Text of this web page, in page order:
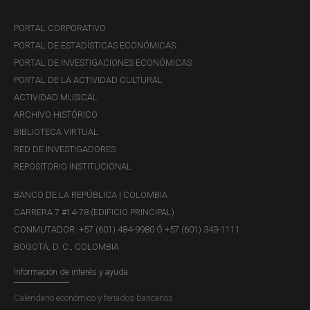
internacional sobre el comercio regional. En contextos de
endurecimiento monetario global, salidas de capitales o
disrupciones en los mercados internacionales de liquidez,
la existencia de canales de pago regionales permite
sostener flujos comerciales básicos sin recurrir de
manera inmediata a ajustes contractivos o a programas de
estabilización de emergencia. La literatura especializada
reconoce, en este sentido, que la diversificación de
infraestructuras de pago constituye un elemento central
América Latina cuenta con antecedentes relevantes en
esta materia. El Sistema de Pagos en Moneda Local
(SML), implementado inicialmente entre Argentina y Brasil
en 2008 y posteriormente extendido a Uruguay y
Paraguay, permitió durante varios años la liquidación
directa del comercio bilateral en monedas nacionales, con
PORTAL CORPORATIVO
PORTAL DE ESTADÍSTICAS ECONÓMICAS
PORTAL DE INVESTIGACIONES ECONÓMICAS
PORTAL DE LA ACTIVIDAD CULTURAL
ACTIVIDAD MUSICAL
ARCHIVO HISTÓRICO
BIBLIOTECA VIRTUAL
RED DE INVESTIGADORES
REPOSITORIO INSTITUCIONAL
BANCO DE LA REPÚBLICA | COLOMBIA
CARRERA 7 #14-78 (EDIFICIO PRINCIPAL)
CONMUTADOR: +57 (601) 484-9980 Ó +57 (601) 343-1111
BOGOTÁ, D. C., COLOMBIA
Información de interés y ayuda
Calendario económico y feriados bancarios